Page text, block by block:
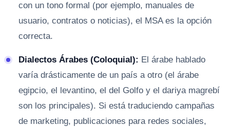
con un tono formal (por ejemplo, manuales de
usuario, contratos o noticias), el MSA es la opción
correcta.
Dialectos Árabes (Coloquial): El árabe hablado
varía drásticamente de un país a otro (el árabe
egipcio, el levantino, el del Golfo y el dariya magrebí
son los principales). Si está traduciendo campañas
de marketing, publicaciones para redes sociales,